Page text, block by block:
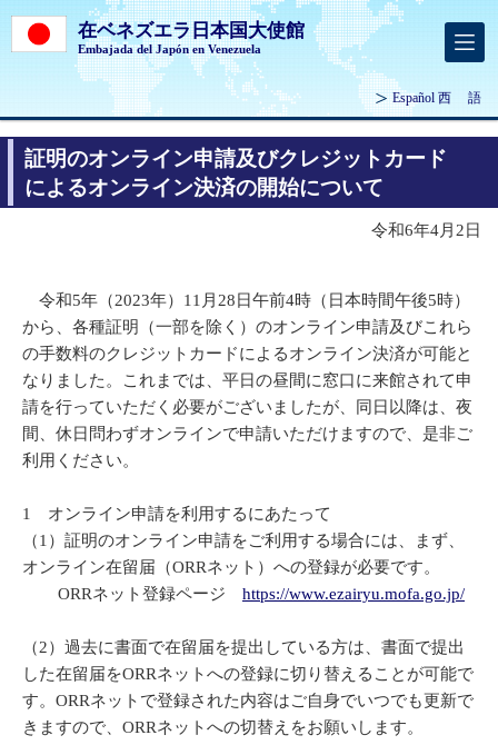
在ベネズエラ日本国大使館
Embajada del Japón en Venezuela
Español 西 語
証明のオンライン申請及びクレジットカード
によるオンライン決済の開始について
令和6年4月2日
令和5年（2023年）11月28日午前4時（日本時間午後5時）
から、各種証明（一部を除く）のオンライン申請及びこれら
の手数料のクレジットカードによるオンライン決済が可能と
なりました。これまでは、平日の昼間に窓口に来館されて申
請を行っていただく必要がございましたが、同日以降は、夜
間、休日問わずオンラインで申請いただけますので、是非ご
利用ください。
1 オンライン申請を利用するにあたって
（1）証明のオンライン申請をご利用する場合には、まず、
オンライン在留届（ORRネット）への登録が必要です。
ORRネット登録ページ https://www.ezairyu.mofa.go.jp/
（2）過去に書面で在留届を提出している方は、書面で提出
した在留届をORRネットへの登録に切り替えることが可能で
す。ORRネットで登録された内容はご自身でいつでも更新で
きますので、ORRネットへの切替えをお願いします。